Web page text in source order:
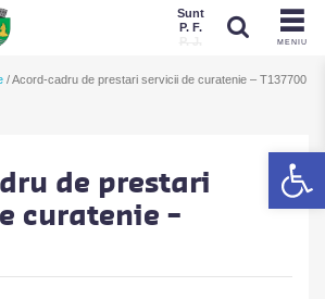
MENIU
Sunt
P. F.
P. J.
/Acord-cadru de prestari servicii de curatenie – T137700
de prestari
curatenie –